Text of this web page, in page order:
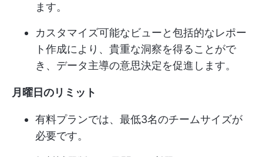
ます。
カスタマイズ可能なビューと包括的なレポー
ト作成により、貴重な洞察を得ることがで
き、データ主導の意思決定を促進します。
月曜日のリミット
有料プランでは、最低3名のチームサイズが
必要です。